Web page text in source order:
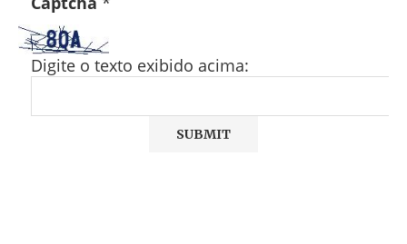
Digite o texto exibido acima: